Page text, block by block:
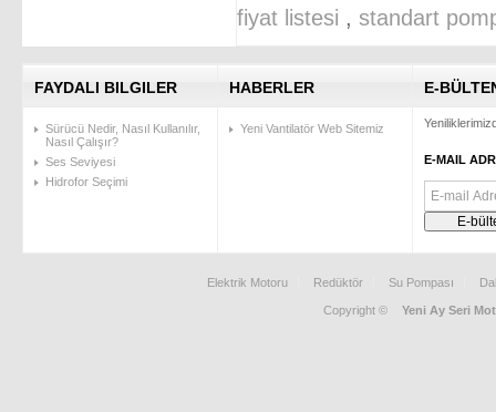
fiyat listesi , standart
FAYDALI BILGILER
Sürücü Nedir, Nasıl Kullanılır,
Nasıl Çalışır?
Ses Seviyesi
Hidrofor Seçimi
HABERLER
Yeni Vantilatör Web Sitemiz
E-
E-MAIL
Elektrik Motoru Redüktör Su Pompası
Copyright © Yeni Ay Seri